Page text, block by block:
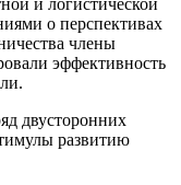
о перспективах
члены
эффективность
двусторонних
развитию